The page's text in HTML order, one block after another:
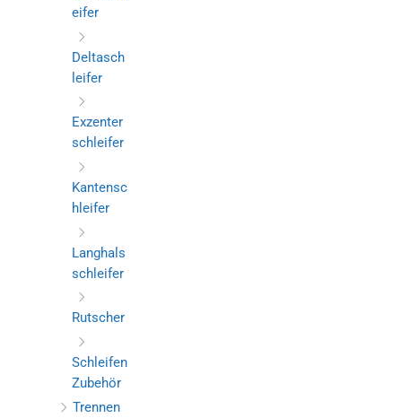
eifer
Deltasch
leifer
Exzenter
schleifer
Kantensc
hleifer
Langhals
schleifer
Rutscher
Schleifen
Zubehör
Trennen